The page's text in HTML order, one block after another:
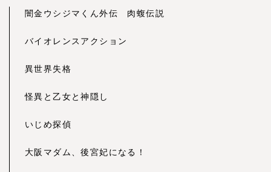
闇金ウシジマくん外伝 肉蝮伝説
バイオレンスアクション
異世界失格
怪異と乙女と神隠し
いじめ探偵
大阪マダム、後宮妃になる！